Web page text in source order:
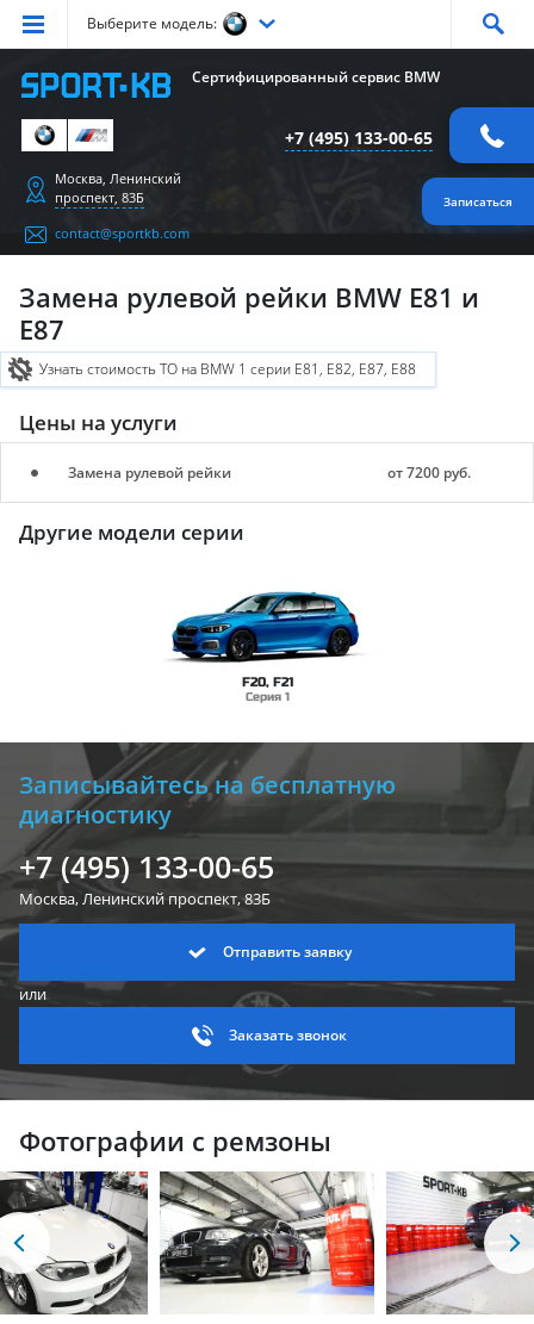
Выберите модель:
Серия Серия Серия
СерияX3
Серия X4 X6 СерияZ4 СерияM
Сертифицированный сервис BMW
+7 (495) 133-00-65
Записаться
Москва, Ленинский
проспект, 83Б
contact@sportkb.com
Замена рулевой рейки BMW E81 и
E87
Узнать стоимость ТО на BMW 1 серии E81, E82, E87, E88
Цены на услуги
Замена рулевой рейки от 7200 руб.
Другие модели серии
F20, F21
Серия 1
Записывайтесь на бесплатную
диагностику
+7 (495) 133-00-65
Москва, Ленинскийпроспект, 83Б
Отправить заявку
или
Заказать звонок
Фотографии с ремзоны